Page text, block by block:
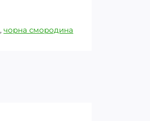
, чорна смородина